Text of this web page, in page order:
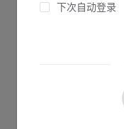
下次自动登录